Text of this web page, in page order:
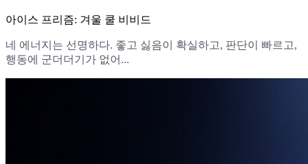
아이스 프리즘: 겨울 쿨 비비드
네 에너지는 선명하다. 좋고 싫음이 확실하고, 판단이 빠르고,
행동에 군더더기가 없어...